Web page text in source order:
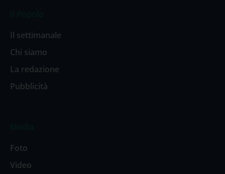
Il settimanale
Chi siamo
La redazione
Pubblicità
Foto
Video